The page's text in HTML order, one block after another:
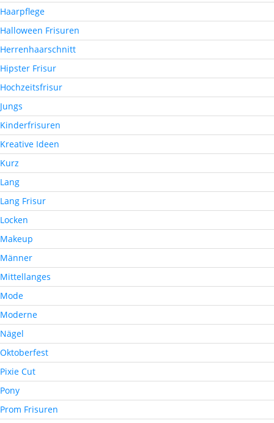
Haarpflege
Halloween Frisuren
Herrenhaarschnitt
Hipster Frisur
Hochzeitsfrisur
Jungs
Kinderfrisuren
Kreative Ideen
Kurz
Lang
Lang Frisur
Locken
Makeup
Männer
Mittellanges
Mode
Moderne
Nägel
Oktoberfest
Pixie Cut
Pony
Prom Frisuren